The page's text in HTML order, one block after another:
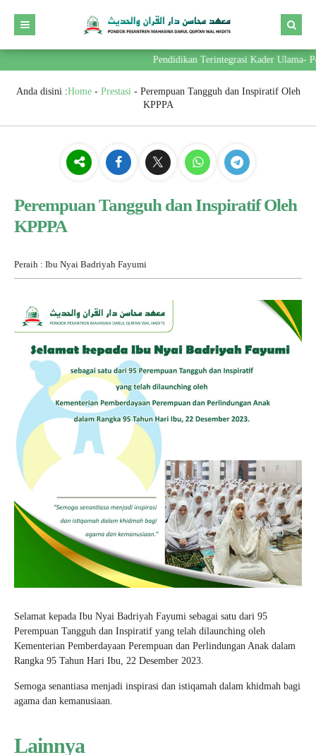
Pendidikan Terintegrasi Kader Ulama-
Anda disini :Home- Prestasi- Perempuan Tangguh dan Inspiratif Oleh
KPPPA
Perempuan Tangguh dan Inspiratif Oleh
KPPPA
Peraih : Ibu Nyai Badriyah Fayumi
Selamat kepada Ibu Nyai Badriyah Fayumi sebagai satu dari 95
Perempuan Tangguh dan Inspiratif yang telah dilaunching oleh
Kementerian Pemberdayaan Perempuan dan Perlindungan Anak dalam
Rangka 95 Tahun Hari Ibu, 22 Desember 2023.
Semoga senantiasa menjadi inspirasi dan istiqamah dalam khidmah bagi
agama dan kemanusiaan.
Lainnya